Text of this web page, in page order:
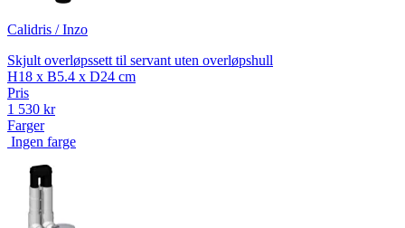
Calidris / Inzo
Skjult overløpssett til servant uten overløpshull
H18 x B5.4 x D24 cm
Pris
1 530 kr
Farger
Ingen farge